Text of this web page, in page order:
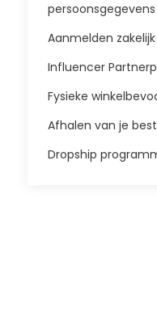
Aanmelden
Influencer
Fysieke
Afhalen van je
Dropship